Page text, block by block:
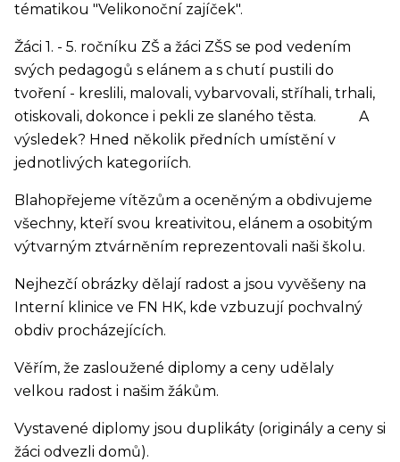
tématikou "Velikonoční zajíček".
Žáci 1. - 5. ročníku ZŠ a žáci ZŠS se pod vedením
svých pedagogů s elánem a s chutí pustili do
tvoření - kreslili, malovali, vybarvovali, stříhali, trhali,
otiskovali, dokonce i pekli ze slaného těsta. A
výsledek? Hned několik předních umístění v
jednotlivých kategoriích.
Blahopřejeme vítězům a oceněným a obdivujeme
všechny, kteří svou kreativitou, elánem a osobitým
výtvarným ztvárněním reprezentovali naši školu.
Nejhezčí obrázky dělají radost a jsou vyvěšeny na
Interní klinice ve FN HK, kde vzbuzují pochvalný
obdiv procházejících.
Věřím, že zasloužené diplomy a ceny udělaly
velkou radost i našim žákům.
Vystavené diplomy jsou duplikáty (originály a ceny si
žáci odvezli domů).